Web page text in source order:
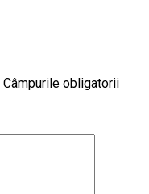
Câmpurile obligatorii